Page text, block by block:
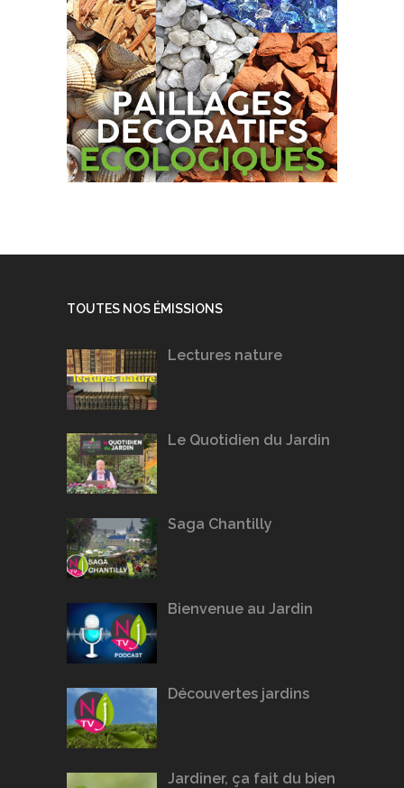
TOUTES NOS ÉMISSIONS
Lectures nature
Le Quotidien du Jardin
Saga Chantilly
Bienvenue au Jardin
Découvertes jardins
Jardiner, ça fait du bien